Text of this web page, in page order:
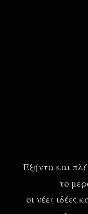
Εξήντα και
το
οι νέες ιδέες